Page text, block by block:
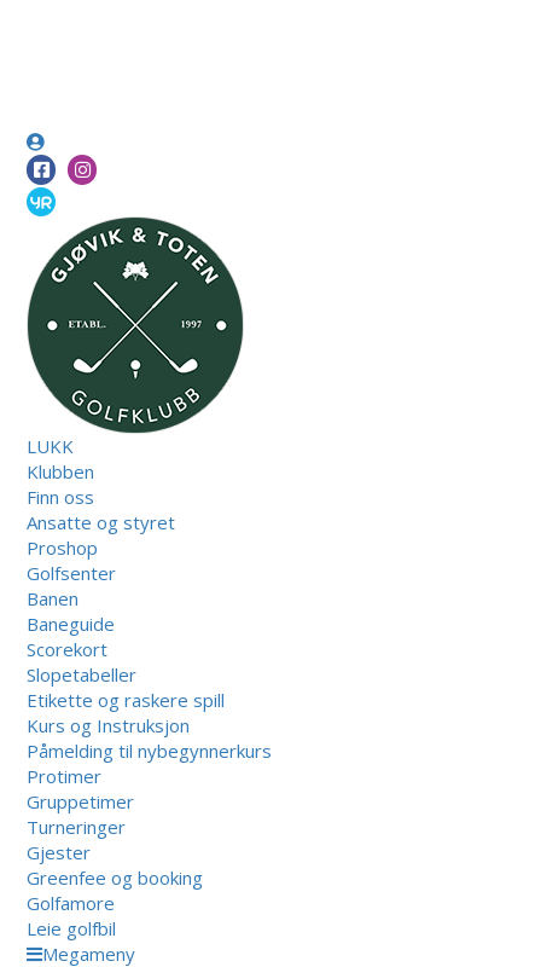
LUKK
Klubben
Finn oss
Ansatte og styret
Proshop
Golfsenter
Banen
Baneguide
Scorekort
Slopetabeller
Etikette og raskere spill
Kurs og Instruksjon
Påmelding til nybegynnerkurs
Protimer
Gruppetimer
Turneringer
Gjester
Greenfee og booking
Golfamore
Leie golfbil
Megameny